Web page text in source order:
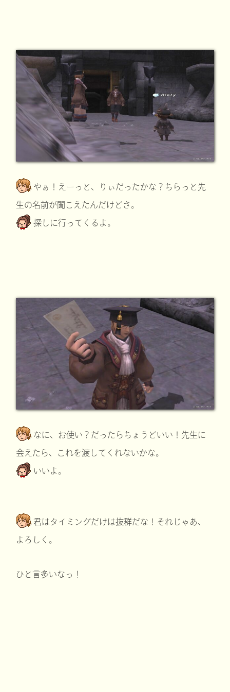
やぁ！えーっと、りぃだったかな？ちらっと先
生の名前が聞こえたんだけどさ。
探しに行ってくるよ。
なに、お使い？だったらちょうどいい！先生に
会えたら、これを渡してくれないかな。
いいよ。
君はタイミングだけは抜群だな！それじゃあ、
よろしく。
ひと言多いなっ！